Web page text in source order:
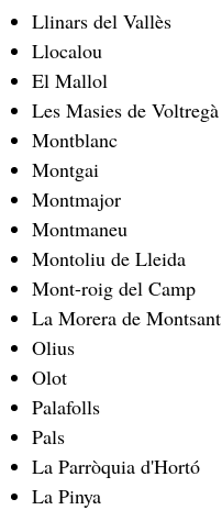
Llinars del Vallès
Llocalou
El Mallol
Les Masies de Voltregà
Montblanc
Montgai
Montmajor
Montmaneu
Montoliu de Lleida
Mont-roig del Camp
La Morera de Montsant
Olius
Olot
Palafolls
Pals
La Parròquia d'Hortó
La Pinya